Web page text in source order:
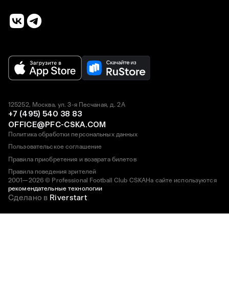
2001—2026 © Professional Football Club CSKAНа сайте используются
рекомендательные технологии
125252, Москва, ул. 3-я Песчаная, д. 2А
+7 (495) 540 38 83
OFFICE@PFC-CSKA.COM
Политика обработки персональных данных
Пользовательское соглашение
Правила приобретения и возврата билетов
Правила поведения зрителей
Сделано в Riverstart